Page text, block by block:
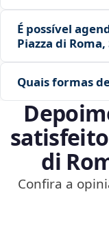
É possível
Piazza di Roma,
Quais formas
di
Confira a